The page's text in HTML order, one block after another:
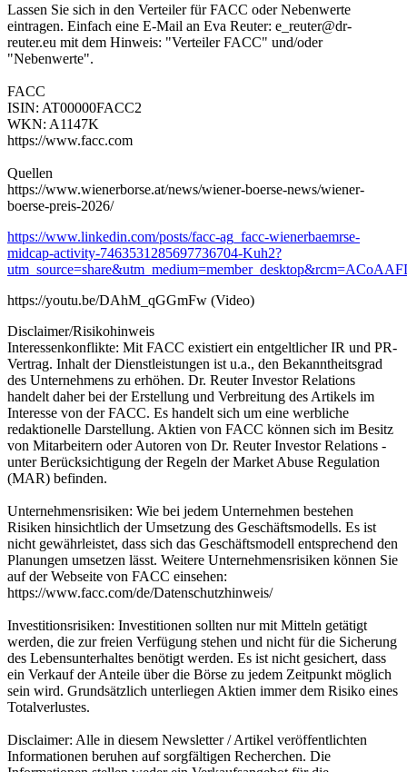
Lassen Sie sich in den Verteiler für FACC oder Nebenwerte
eintragen. Einfach eine E-Mail an Eva Reuter: e_reuter@dr-
reuter.eu mit dem Hinweis: "Verteiler FACC" und/oder
"Nebenwerte".
FACC
ISIN: AT00000FACC2
WKN: A1147K
https://www.facc.com
Quellen
https://www.wienerborse.at/news/wiener-boerse-news/wiener-
boerse-preis-2026/
https://www.linkedin.com/posts/facc-ag_facc-wienerbaemrse-
midcap-activity-7463531285697736704-Kuh2?
https://youtu.be/DAhM_qGGmFw (Video)
Disclaimer/Risikohinweis
Interessenkonflikte: Mit FACC existiert ein entgeltlicher IR und PR-
Vertrag. Inhalt der Dienstleistungen ist u.a., den Bekanntheitsgrad
des Unternehmens zu erhöhen. Dr. Reuter Investor Relations
handelt daher bei der Erstellung und Verbreitung des Artikels im
Interesse von der FACC. Es handelt sich um eine werbliche
redaktionelle Darstellung. Aktien von FACC können sich im Besitz
von Mitarbeitern oder Autoren von Dr. Reuter Investor Relations -
unter Berücksichtigung der Regeln der Market Abuse Regulation
(MAR) befinden.
Unternehmensrisiken: Wie bei jedem Unternehmen bestehen
Risiken hinsichtlich der Umsetzung des Geschäftsmodells. Es ist
nicht gewährleistet, dass sich das Geschäftsmodell entsprechend den
Planungen umsetzen lässt. Weitere Unternehmensrisiken können Sie
auf der Webseite von FACC einsehen:
https://www.facc.com/de/Datenschutzhinweis/
Investitionsrisiken: Investitionen sollten nur mit Mitteln getätigt
werden, die zur freien Verfügung stehen und nicht für die Sicherung
des Lebensunterhaltes benötigt werden. Es ist nicht gesichert, dass
ein Verkauf der Anteile über die Börse zu jedem Zeitpunkt möglich
sein wird. Grundsätzlich unterliegen Aktien immer dem Risiko eines
Totalverlustes.
Disclaimer: Alle in diesem Newsletter / Artikel veröffentlichten
Informationen beruhen auf sorgfältigen Recherchen. Die